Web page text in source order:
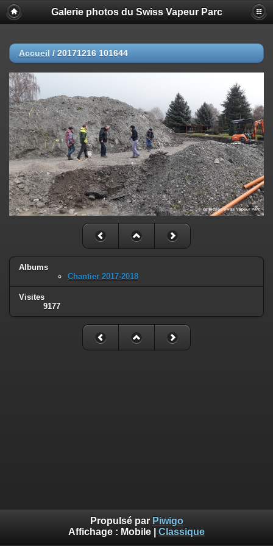
Galerie photos du Swiss Vapeur Parc
Accueil / 20171216 101644
Albums
Chantier 2017-2018
Visites
9177
Propulsé par Piwigo
Affichage : Mobile Classique